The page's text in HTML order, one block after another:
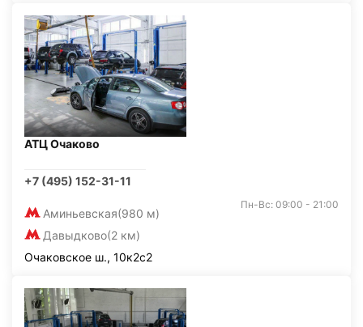
АТЦ Очаково
+7 (495) 152-31-11
Аминьевская(980 м)
Давыдково(2 км)
Пн-Вс: 09:00 - 21:00
Очаковское ш., 10к2с2